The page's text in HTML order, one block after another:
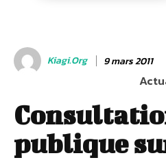
Kiagi.org 9 mars 2011
publique